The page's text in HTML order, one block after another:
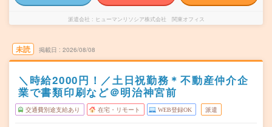
派遣会社 ヒューマンリソシア株式会社 関東オフィス
未読 掲載日 2026/08/08
＼時給2000円！／土日祝勤務＊不動産仲介企
業で書類印刷など＠明治神宮前
交通費別途支給あり 在宅・リモート WEB登録OK 派遣